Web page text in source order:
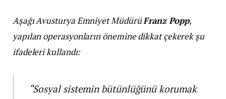
Aşağı Avusturya Emniyet MüdürüFranz Popp,
yapılan operasyonların önemine dikkat çekerek şu
ifadeleri kullandı:
“Sosyal sistemin bütünlüğünü korumak